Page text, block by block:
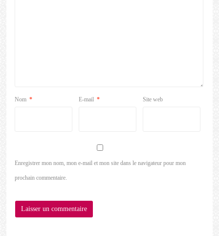
Nom * E-mail * Site web
Enregistrer mon nom, mon e-mail et mon site dans le navigateur pour mon
prochain commentaire.